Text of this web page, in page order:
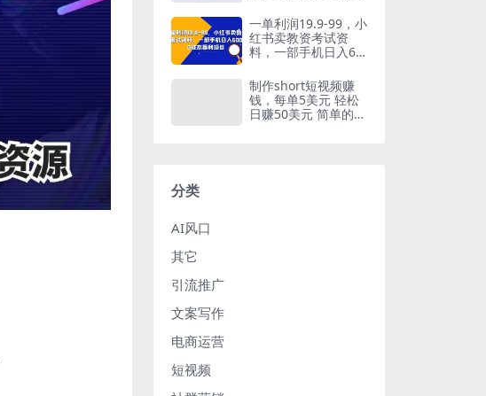
一单利润19.9-99，小
红书卖教资考试资
料，一部手机日入60
制作short短视频赚
钱，每单5美元 轻松
日赚50美元 简单的赚
分类
AI风口
其它
引流推广
文案写作
电商运营
短视频